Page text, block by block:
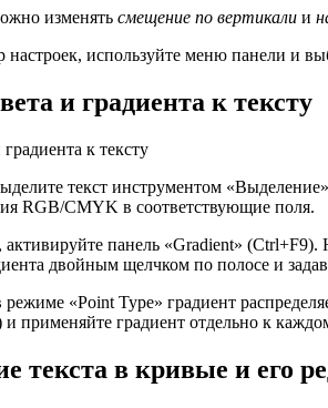
изменять смещение по вертикали и
настроек, используйте меню панели и
и градиента к тексту
текст инструментом
RGB/CMYK в соответствующие поля.
активируйте панель «Gradient»
двойным щелчком по полосе и
«Point Type» градиент
применяйте градиент отдельно к
текста в кривые и его